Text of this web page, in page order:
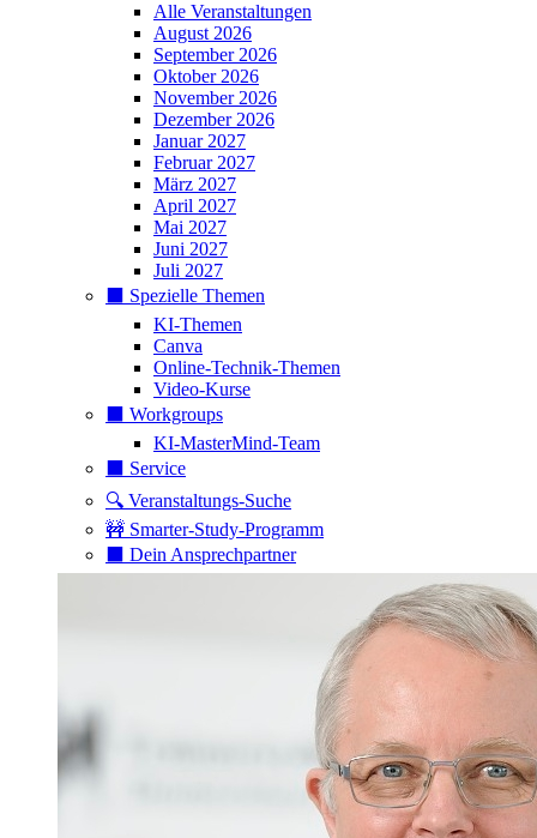
Alle Veranstaltungen
August 2026
September 2026
Oktober 2026
November 2026
Dezember 2026
Januar 2027
Februar 2027
März 2027
April 2027
Mai 2027
Juni 2027
Juli 2027
⬛️ Spezielle Themen
KI-Themen
Canva
Online-Technik-Themen
Video-Kurse
⬛️ Workgroups
KI-MasterMind-Team
⬛️ Service
🔍 Veranstaltungs-Suche
🚧 Smarter-Study-Programm
⬛️ Dein Ansprechpartner